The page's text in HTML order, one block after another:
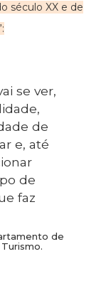
século XX e de
se ver,
de
e, até
de
faz
de